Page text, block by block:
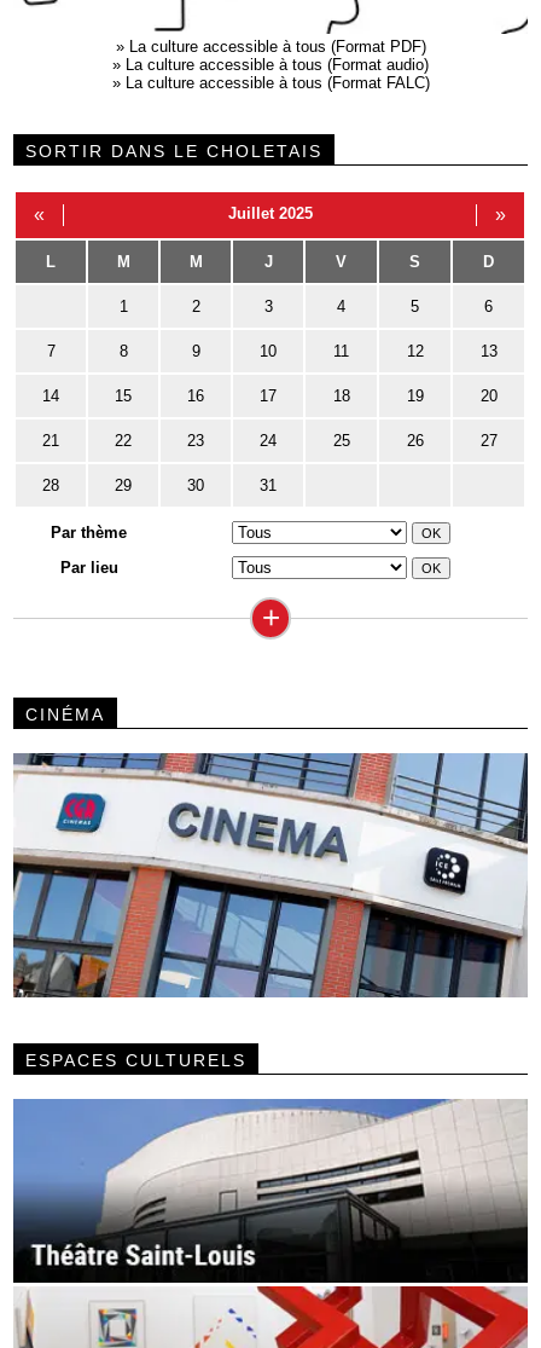
» La culture accessible à tous (Format PDF)
» La culture accessible à tous (Format audio)
» La culture accessible à tous (Format FALC)
SORTIR DANS LE CHOLETAIS
« Juillet 2025 »
L M M J V S D
1 2 3 4 5 6
7 8 9 10 11 12 13
14 15 16 17 18 19 20
21 22 23 24 25 26 27
28 29 30 31
Par thème
Par lieu
+
CINÉMA
ESPACES CULTURELS